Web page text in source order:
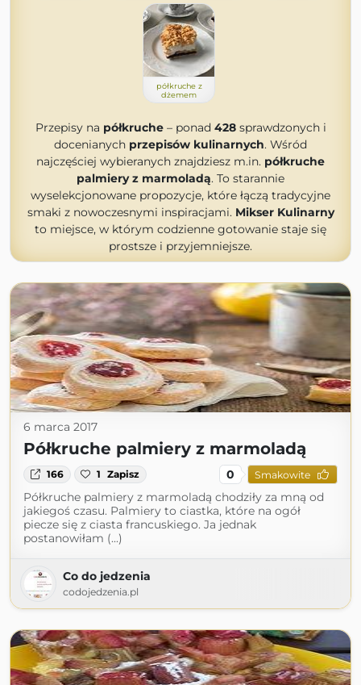
półkruche z
dżemem
Przepisy na półkruche– ponad 428sprawdzonych i
docenianych przepisów kulinarnych. Wśród
najczęściej wybieranych znajdziesz m.in. półkruche
palmiery z marmoladą. To starannie
wyselekcjonowane propozycje, które łączą tradycyjne
smaki z nowoczesnymi inspiracjami. Mikser Kulinarny
to miejsce, w którym codzienne gotowanie staje się
prostsze i przyjemniejsze.
6 marca 2017
Półkruche palmiery z marmoladą
166 1 Zapisz 0 Smakowite
Półkruche palmiery z marmoladą chodziły za mną od
jakiegoś czasu. Palmiery to ciastka, które na ogół
piecze się z ciasta francuskiego. Ja jednak
postanowiłam (...)
Co do jedzenia
codojedzenia.pl